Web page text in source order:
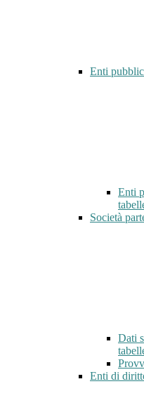
Enti
Enti
Società
Dati
Enti di